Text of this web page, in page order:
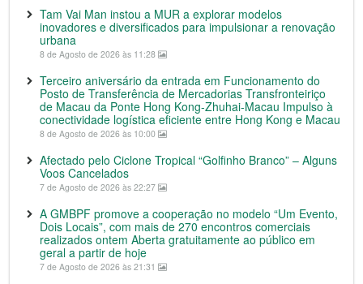
Tam Vai Man instou a MUR a explorar modelos
inovadores e diversificados para impulsionar a renovação
urbana
8 de Agosto de 2026 às 11:28
Terceiro aniversário da entrada em Funcionamento do
Posto de Transferência de Mercadorias Transfronteiriço
de Macau da Ponte Hong Kong-Zhuhai-Macau Impulso à
conectividade logística eficiente entre Hong Kong e Macau
8 de Agosto de 2026 às 10:00
Afectado pelo Ciclone Tropical “Golfinho Branco” – Alguns
Voos Cancelados
7 de Agosto de 2026 às 22:27
A GMBPF promove a cooperação no modelo “Um Evento,
Dois Locais”, com mais de 270 encontros comerciais
realizados ontem Aberta gratuitamente ao público em
geral a partir de hoje
7 de Agosto de 2026 às 21:31